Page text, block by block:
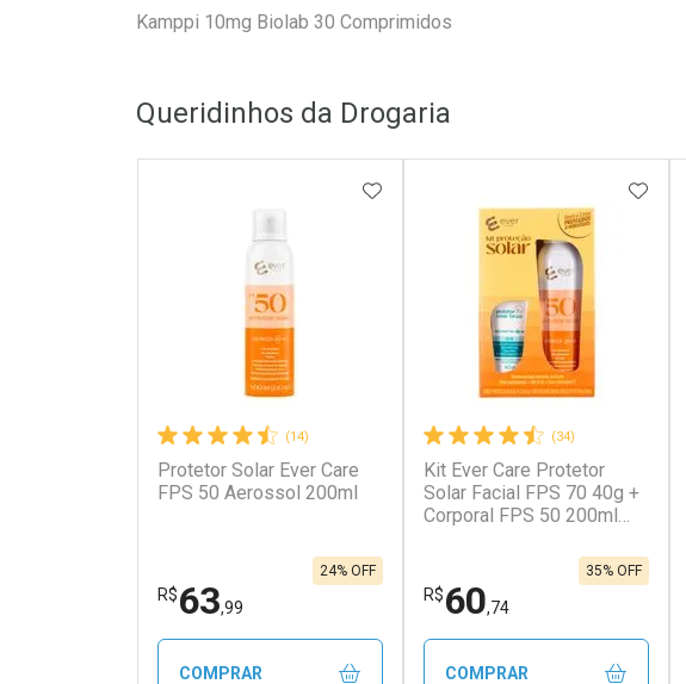
Kamppi 10mg Biolab 30 Comprimidos
Queridinhos da Drogaria
(14)
Protetor Solar Ever Care
FPS 50 Aerossol 200ml
R$63,99
24% OFF
ADICIONAR AOS FAVORITOS
COMPRAR
(34)
Kit Ever Care Protetor
Solar Facial FPS 70 40g +
Corporal FPS 50 200ml
R$60,74
35% OFF
COMPRAR